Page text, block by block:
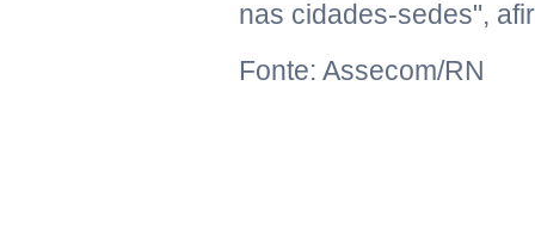
nas cidades-sedes",
Fonte: Assecom/RN